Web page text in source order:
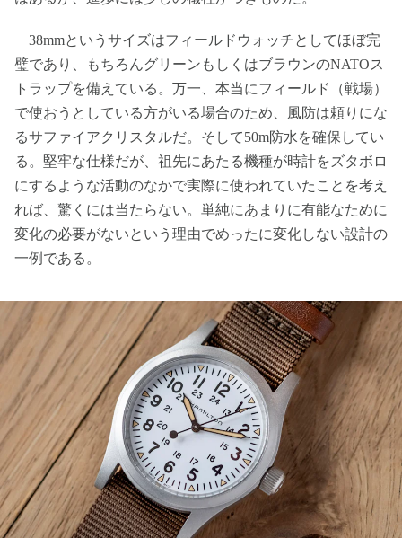
38mmというサイズはフィールドウォッチとしてほぼ完
璧であり、もちろんグリーンもしくはブラウンのNATOス
トラップを備えている。万一、本当にフィールド（戦場）
で使おうとしている方がいる場合のため、風防は頼りにな
るサファイアクリスタルだ。そして50m防水を確保してい
る。堅牢な仕様だが、祖先にあたる機種が時計をズタボロ
にするような活動のなかで実際に使われていたことを考え
れば、驚くには当たらない。単純にあまりに有能なために
変化の必要がないという理由でめったに変化しない設計の
一例である。